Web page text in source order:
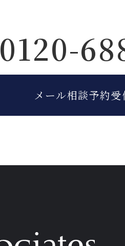
0120-
メール相談予約受